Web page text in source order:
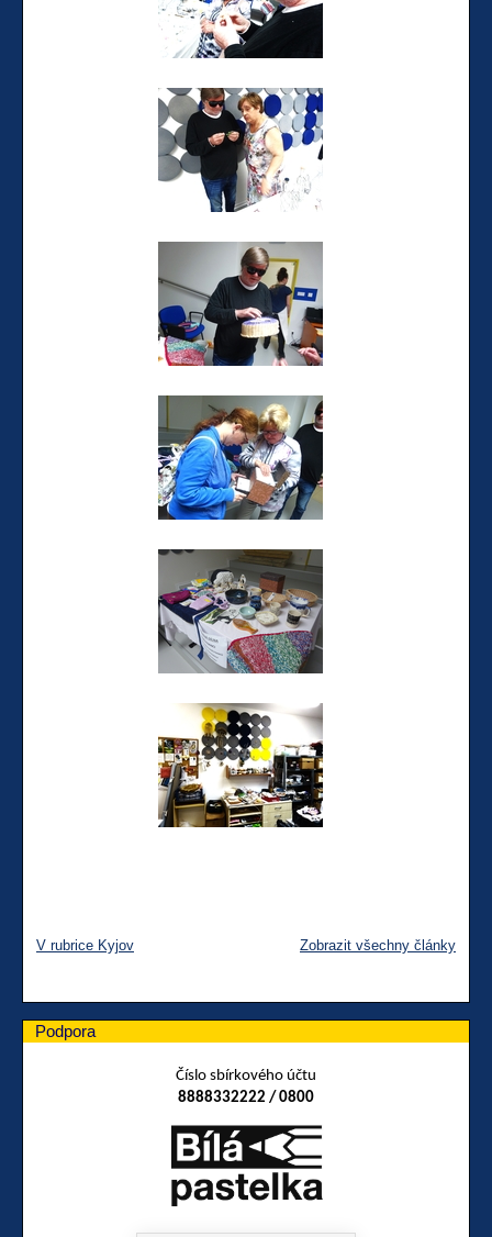
V rubrice Kyjov Zobrazit všechny články
Podpora
Číslo sbírkového účtu
8888332222 / 0800